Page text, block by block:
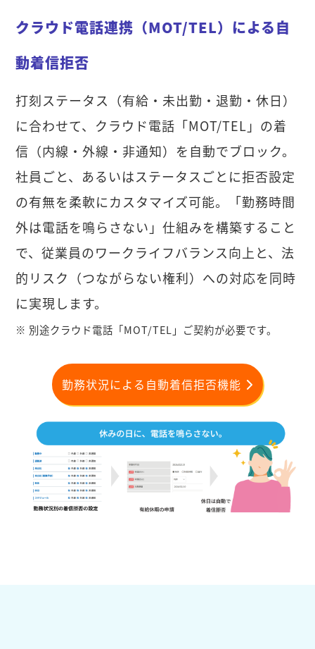
クラウド電話連携（MOT/TEL）による自
動着信拒否
打刻ステータス（有給・未出勤・退勤・休日）
に合わせて、クラウド電話「MOT/TEL」の着
信（内線・外線・非通知）を自動でブロック。
社員ごと、あるいはステータスごとに拒否設定
の有無を柔軟にカスタマイズ可能。「勤務時間
外は電話を鳴らさない」仕組みを構築すること
で、従業員のワークライフバランス向上と、法
的リスク（つながらない権利）への対応を同時
に実現します。
※ 別途クラウド電話「MOT/TEL」ご契約が必要です。
勤務状況による自動着信拒否機能